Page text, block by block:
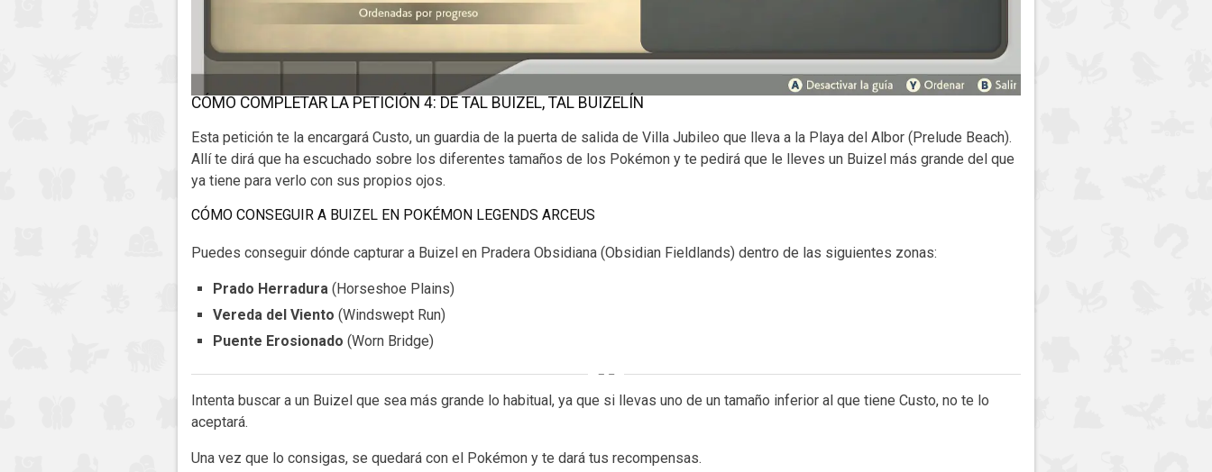
CÓMO COMPLETAR LA PETICIÓN 4: DE TAL BUIZEL, TAL BUIZELÍN
Esta petición te la encargará Custo, un guardia de la puerta de salida de Villa Jubileo que lleva a la Playa del Albor (Prelude Beach).
Allí te dirá que ha escuchado sobre los diferentes tamaños de los Pokémon y te pedirá que le lleves un Buizel más grande del que
ya tiene para verlo con sus propios ojos.
CÓMO CONSEGUIR A BUIZEL EN POKÉMON LEGENDS ARCEUS
Puedes conseguir dónde capturar a Buizel en Pradera Obsidiana (Obsidian Fieldlands) dentro de las siguientes zonas:
Prado Herradura (Horseshoe Plains)
Vereda del Viento (Windswept Run)
Puente Erosionado (Worn Bridge)
Intenta buscar a un Buizel que sea más grande lo habitual, ya que si llevas uno de un tamaño inferior al que tiene Custo, no te lo
aceptará.
Una vez que lo consigas, se quedará con el Pokémon y te dará tus recompensas.